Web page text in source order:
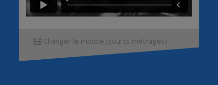
Changer le monde (courts métrages)